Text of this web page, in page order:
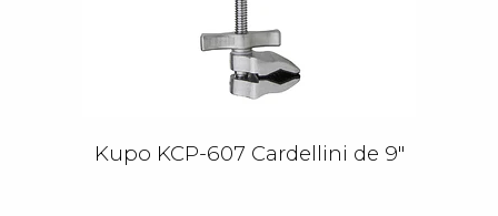
Kupo KCP-607 Cardellini de 9"